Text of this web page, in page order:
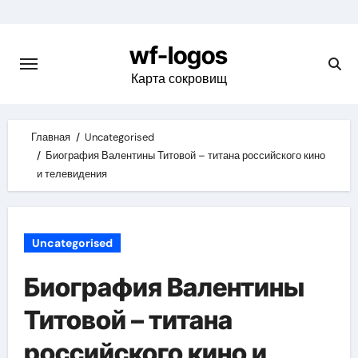
content
wf-logos
Карта сокровищ
Главная
Uncategorised
Биография Валентины Титовой – титана российского кино
и телевидения
Uncategorised
Биография Валентины
Титовой – титана